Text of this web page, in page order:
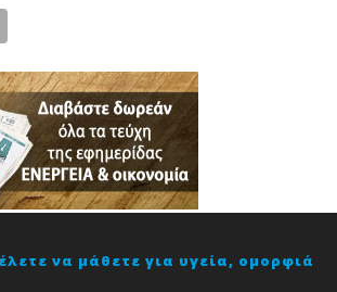
να μάθετε για υγεία, ομορφιά